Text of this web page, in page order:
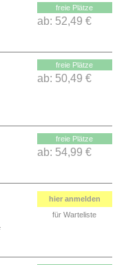
freie Plätze
ab: 52,49 €
freie Plätze
ab: 50,49 €
freie Plätze
ab: 54,99 €
hier anmelden
für Warteliste